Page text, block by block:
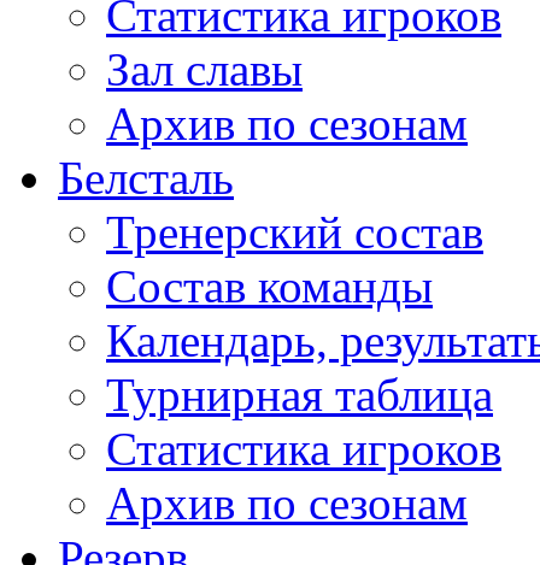
Статистика игроков
Зал славы
Архив по сезонам
Белсталь
Тренерский состав
Состав команды
Календарь,
Турнирная таблица
Статистика игроков
Архив по сезонам